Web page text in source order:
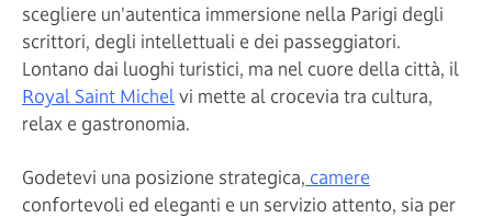
scegliere un'autentica immersione nella Parigi degli
scrittori, degli intellettuali e dei passeggiatori.
Lontano dai luoghi turistici, ma nel cuore della città, il
Royal Saint Michelvi mette al crocevia tra cultura,
relax e gastronomia.
Godetevi una posizione strategica, camere
confortevoli ed eleganti e un servizio attento, sia per